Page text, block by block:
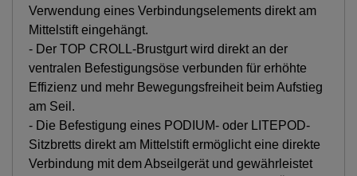
Verwendung eines Verbindungselements direkt am
Mittelstift eingehängt.
- Der TOP CROLL-Brustgurt wird direkt an der
ventralen Befestigungsöse verbunden für erhöhte
Effizienz und mehr Bewegungsfreiheit beim Aufstieg
am Seil.
- Die Befestigung eines PODIUM- oder LITEPOD-
Sitzbretts direkt am Mittelstift ermöglicht eine direkte
Verbindung mit dem Abseilgerät und gewährleistet